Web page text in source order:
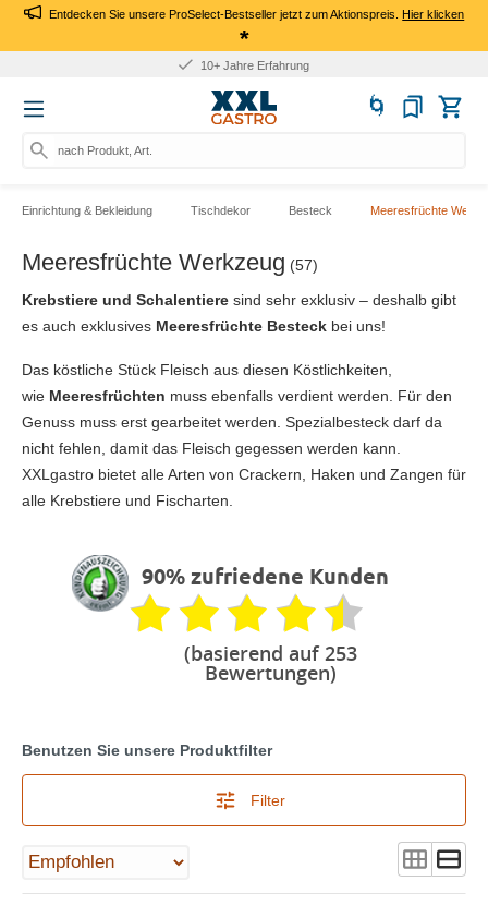
Entdecken Sie unsere ProSelect-Bestseller jetzt zum Aktionspreis.Hier klicken
*
10+ Jahre Erfahrung
nach Produkt, Art.-Nr., Ma
Einrichtung & Bekleidung Tischdekor Besteck Meeresfrüchte
Meeresfrüchte Werkzeug (57)
Krebstiere und Schalentiere sind sehr exklusiv – deshalb gibt
es auch exklusives Meeresfrüchte Besteck bei uns!
Das köstliche Stück Fleisch aus diesen Köstlichkeiten,
wie Meeresfrüchten muss ebenfalls verdient werden. Für den
Genuss muss erst gearbeitet werden. Spezialbesteck darf da
nicht fehlen, damit das Fleisch gegessen werden kann.
XXLgastro bietet alle Arten von Crackern, Haken und Zangen für
alle Krebstiere und Fischarten.
90% zufriedene Kunden
(basierend auf 253
Bewertungen)
Benutzen Sie unsere Produktfilter
Filter